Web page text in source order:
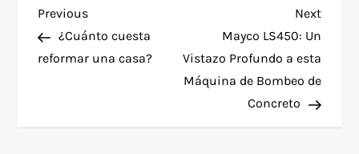
P
o
Previous
Post
Previous
¿Cuánto cuesta
reformar una casa?
Next
Post
Next
Mayco LS450: Un
Vistazo Profundo a esta
Máquina de Bombeo de
Concreto